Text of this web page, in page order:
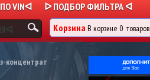
VINᐊ
ᐅ ПОДБОР ФИЛЬТРА ᐊ
Корзина В корзине 0 товаров
концентрат